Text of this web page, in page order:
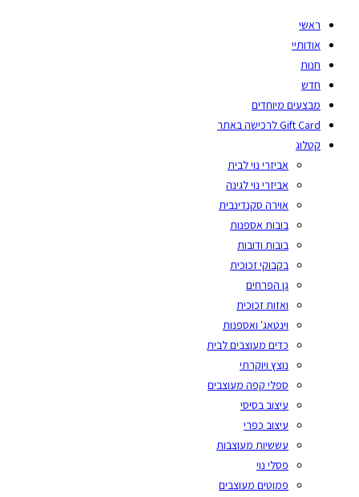
ראשי
אודותיי
חנות
חדש
מבצעים מיוחדים
Gift Card לרכישה באתר
קטלוג
אביזרי נוי לבית
אביזרי נוי לגינה
אוירה סקנדינבית
בובות אספנות
בובות ודובות
בקבוקי זכוכית
גן הפרחים
ואזות זכוכית
וינטאג' ואספנות
כדים מעוצבים לבית
נוצץ ויוקרתי
ספלי קפה מעוצבים
עיצוב בסיסי
עיצוב כפרי
עששיות מעוצבות
פסלי נוי
פמוטים מעוצבים